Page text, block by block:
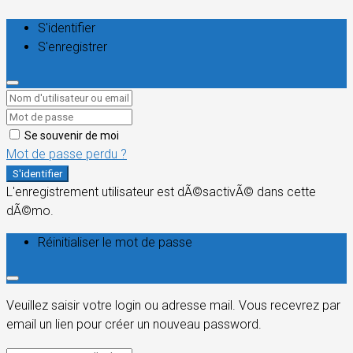
S'identifier
S'enregistrer
Se souvenir de moi
Mot de passe perdu ?
S'identifier
L'enregistrement utilisateur est dÃ©sactivÃ© dans cette
dÃ©mo.
Réinitialiser le mot de passe
Veuillez saisir votre login ou adresse mail. Vous recevrez par
email un lien pour créer un nouveau password.